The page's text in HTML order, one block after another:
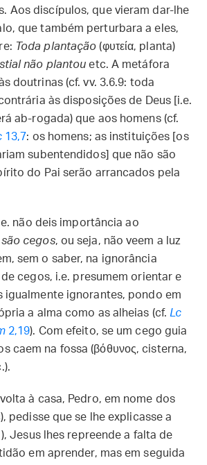
Aos discípulos, que vieram dar-lhe
que também perturbara a eles,
Toda plantação (φυτεία, planta)
não plantou etc. A metáfora
doutrinas (cf. vv. 3.6.9: toda
às disposições de Deus [i.e.
ab-rogada) que aos homens (cf.
13,7: os homens; as instituições [os
subentendidos] que não são
do Pai serão arrancados pela
não deis importância ao
são cegos, ou seja, não veem a luz
sem o saber, na ignorância
cegos, i.e. presumem orientar e
igualmente ignorantes, pondo em
a alma como as alheias (cf. Lc
2,19). Com efeito, se um cego guia
caem na fossa (βόθυνος, cisterna,
à casa, Pedro, em nome dos
pedisse que se lhe explicasse a
Jesus lhes repreende a falta de
em aprender, mas em seguida